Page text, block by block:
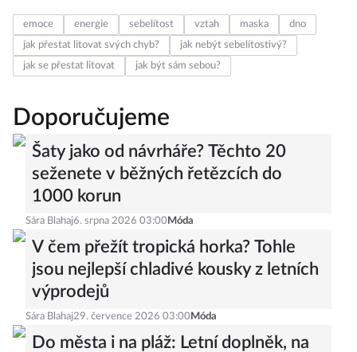
emoce energie sebelítost vztah maska
dno
jak přestat litovat svých chyb?
jak nebýt sebelítostivý?
jak se přestat litovat
jak být sám sebou?
Doporučujeme
Šaty jako od návrháře? Těchto 20
seženete v běžných řetězcích do
1000 korun
Sára Blahaj6. srpna 2026 03:00 Móda
V čem přežít tropická horka? Tohle
jsou nejlepší chladivé kousky z letních
výprodejů
Sára Blahaj29. července 2026 03:00 Móda
Do města i na pláž: Letní doplněk, na